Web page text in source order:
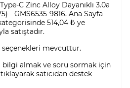
C Zinc Alloy Dayanıklı 3.0a
- GMS6535-9816, Ana Sayfa
514,04 ₺ ye
satıştadır.
mevcuttur.
bilgi almak ve soru sormak için
satıcıdan destek